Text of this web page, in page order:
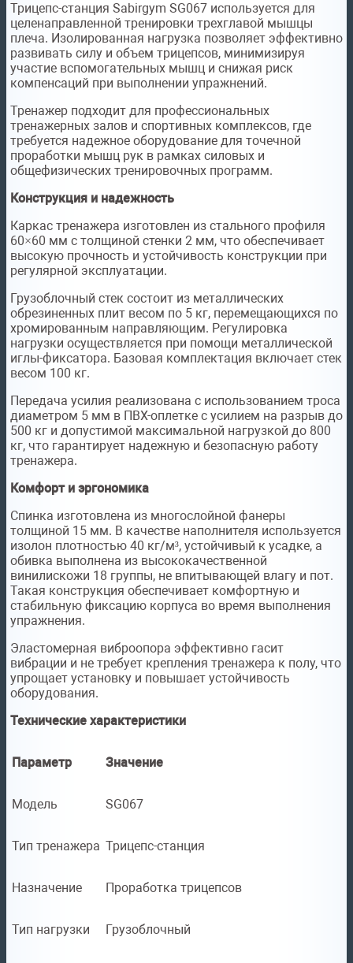
Трицепс-станция Sabirgym SG067 используется для
целенаправленной тренировки трехглавой мышцы
плеча. Изолированная нагрузка позволяет эффективно
развивать силу и объем трицепсов, минимизируя
участие вспомогательных мышц и снижая риск
компенсаций при выполнении упражнений.
Тренажер подходит для профессиональных
тренажерных залов и спортивных комплексов, где
требуется надежное оборудование для точечной
проработки мышц рук в рамках силовых и
общефизических тренировочных программ.
Конструкция и надежность
Каркас тренажера изготовлен из стального профиля
60×60 мм с толщиной стенки 2 мм, что обеспечивает
высокую прочность и устойчивость конструкции при
регулярной эксплуатации.
Грузоблочный стек состоит из металлических
обрезиненных плит весом по 5 кг, перемещающихся по
хромированным направляющим. Регулировка
нагрузки осуществляется при помощи металлической
иглы-фиксатора. Базовая комплектация включает стек
весом 100 кг.
Передача усилия реализована с использованием троса
диаметром 5 мм в ПВХ-оплетке с усилием на разрыв до
500 кг и допустимой максимальной нагрузкой до 800
кг, что гарантирует надежную и безопасную работу
тренажера.
Комфорт и эргономика
Спинка изготовлена из многослойной фанеры
толщиной 15 мм. В качестве наполнителя используется
изолон плотностью 40 кг/м³, устойчивый к усадке, а
обивка выполнена из высококачественной
винилискожи 18 группы, не впитывающей влагу и пот.
Такая конструкция обеспечивает комфортную и
стабильную фиксацию корпуса во время выполнения
упражнения.
Эластомерная виброопора эффективно гасит
вибрации и не требует крепления тренажера к полу, что
упрощает установку и повышает устойчивость
оборудования.
Технические характеристики
Параметр Значение
Модель SG067
Тип тренажера Трицепс-станция
Назначение Проработка трицепсов
Тип нагрузки Грузоблочный